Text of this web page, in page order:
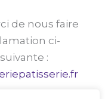
de nous faire
ci-
: